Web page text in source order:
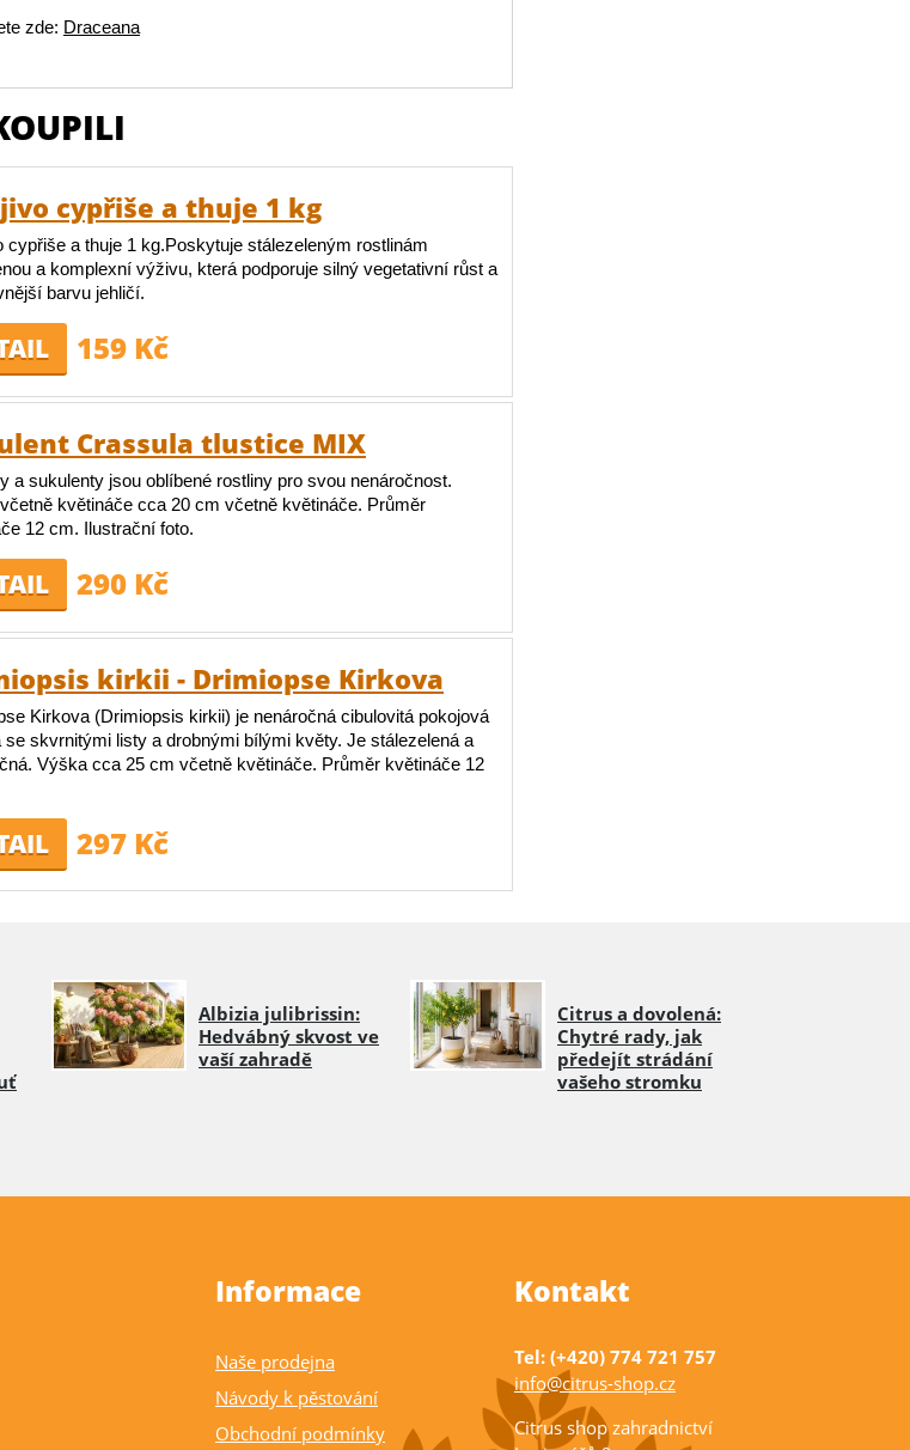
zde: Draceana
cypřiše a thuje 1 kg
cypřiše a thuje 1 kg.Poskytuje stálezeleným rostlinám
a komplexní výživu, která podporuje silný vegetativní růst a
barvu jehličí.
159 Kč
Crassula tlustice MIX
a sukulenty jsou oblíbené rostliny pro svou nenáročnost.
květináče cca 20 cm včetně květináče. Průměr
12 cm. Ilustrační foto.
290 Kč
kirkii - Drimiopse Kirkova
Kirkova (Drimiopsis kirkii) je nenáročná cibulovitá pokojová
se skvrnitými listy a drobnými bílými květy. Je stálezelená a
Výška cca 25 cm včetně květináče. Průměr květináče 12
297 Kč
Albizia julibrissin:
Hedvábný skvost ve
vaší zahradě
Citrus a dovolená:
Chytré rady, jak
předejít strádání
vašeho stromku
Informace
Naše prodejna
Návody k pěstování
Obchodní podmínky
Kontakt
Tel: (+420) 774 721 757
info@citrus-shop.cz
Citrus shop zahradnictví